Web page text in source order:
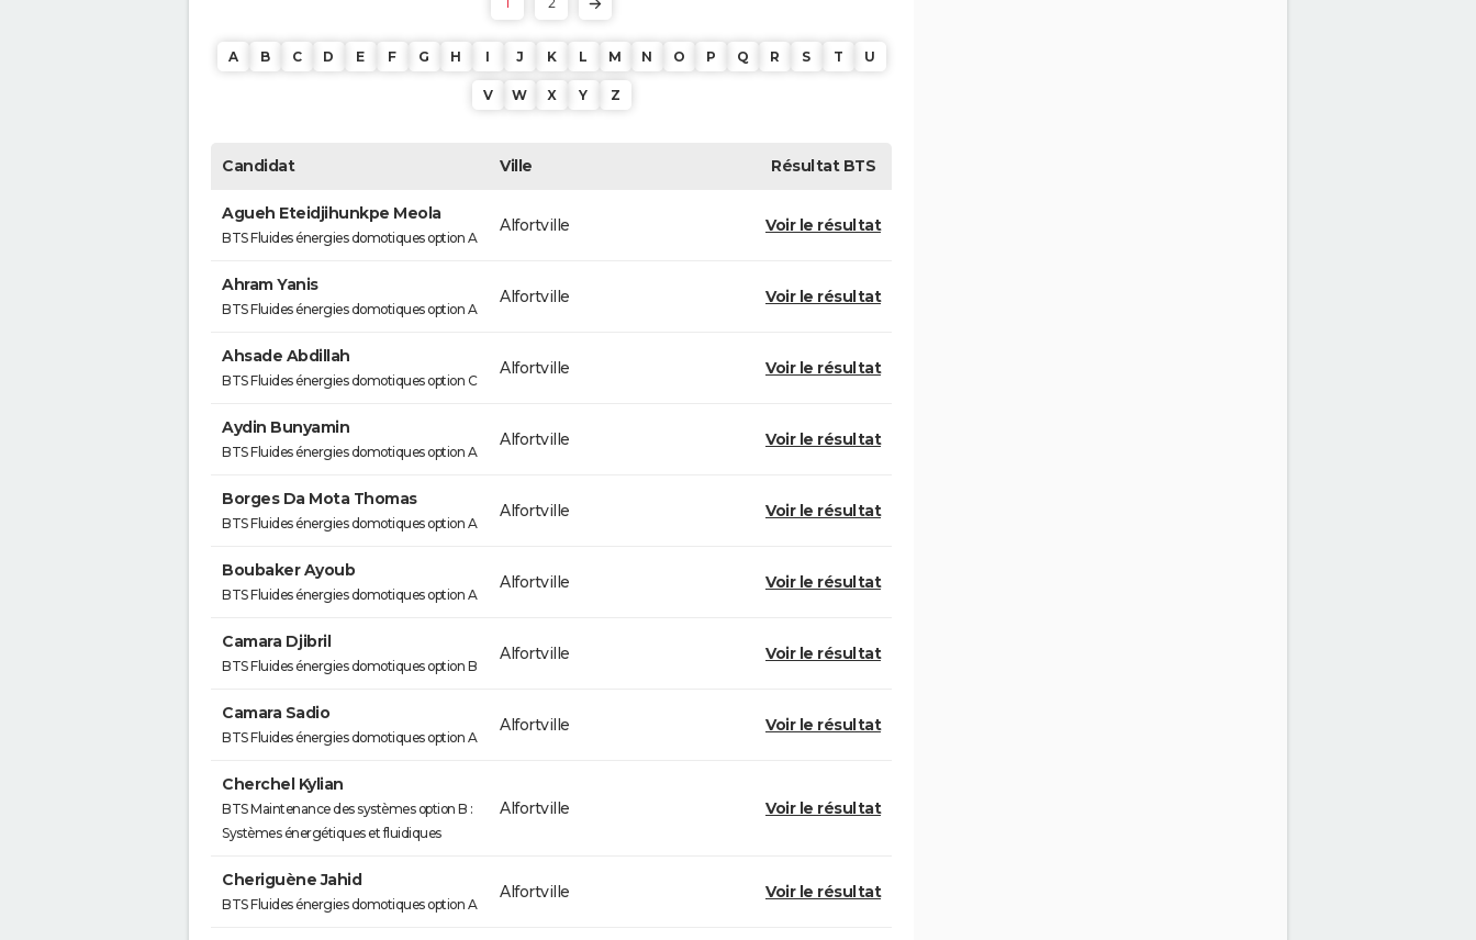
A B C D E F G H I J K L M N O P Q R S T U
V W X Y Z
Candidat Ville RésultatBTS
Agueh Eteidjihunkpe Meola
BTS Fluides énergies domotiques option A
Alfortville Voir le résultat
Ahram Yanis
BTS Fluides énergies domotiques option A
Alfortville Voir le résultat
Ahsade Abdillah
BTS Fluides énergies domotiques option C
Alfortville Voir le résultat
Aydin Bunyamin
BTS Fluides énergies domotiques option A
Alfortville Voir le résultat
Borges Da Mota Thomas
BTS Fluides énergies domotiques option A
Alfortville Voir le résultat
Boubaker Ayoub
BTS Fluides énergies domotiques option A
Alfortville Voir le résultat
Camara Djibril
BTS Fluides énergies domotiques option B
Alfortville Voir le résultat
Camara Sadio
BTS Fluides énergies domotiques option A
Alfortville Voir le résultat
Cherchel Kylian
BTS Maintenance des systèmes option B :
Systèmes énergétiques et fluidiques
Alfortville Voir le résultat
Cheriguène Jahid
BTS Fluides énergies domotiques option A
Alfortville Voir le résultat